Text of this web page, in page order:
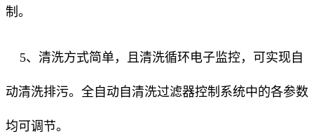
制。
5、清洗方式简单，且清洗循环电子监控，可实现自
动清洗排污。全自动自清洗过滤器控制系统中的各参数
均可调节。